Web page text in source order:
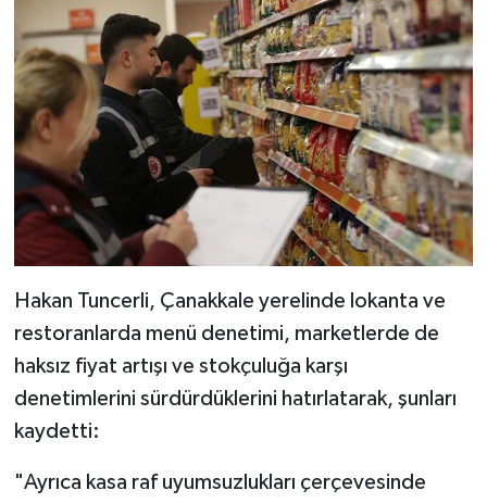
Hakan Tuncerli, Çanakkale yerelinde lokanta ve
restoranlarda menü denetimi, marketlerde de
haksız fiyat artışı ve stokçuluğa karşı
denetimlerini sürdürdüklerini hatırlatarak, şunları
kaydetti:
"Ayrıca kasa raf uyumsuzlukları çerçevesinde